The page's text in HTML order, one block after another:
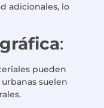
adicionales, lo
:
pueden
suelen